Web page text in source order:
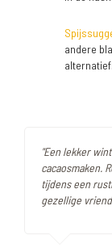
andere
alternatief.
"Een lekker
cacaosmaken.
tijdens een
gezellige